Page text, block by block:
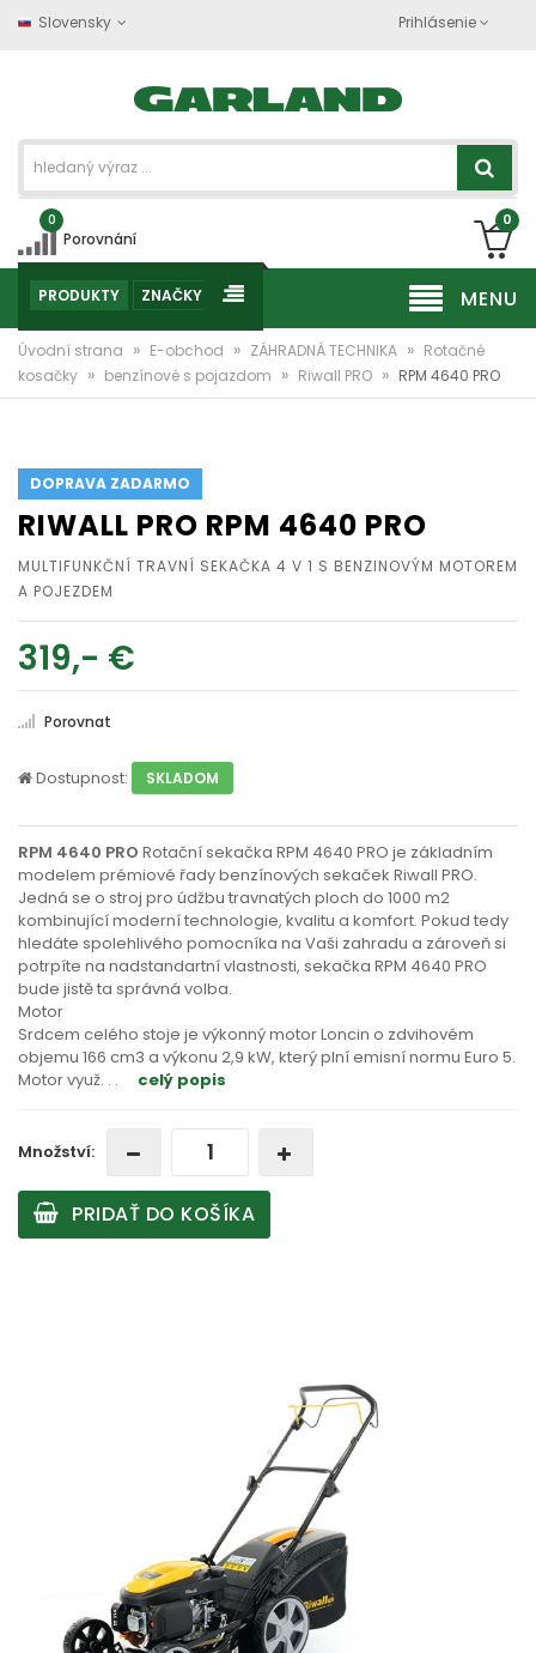
Slovensky Prihlásenie
0
Porovnání
0
MENU
PRODUKTY ZNAČKY
Úvodní strana » E-obchod » ZÁHRADNÁ TECHNIKA » Rotačné
kosačky » benzínové s pojazdom » Riwall PRO » RPM 4640 PRO
DOPRAVA ZADARMO
RIWALL PRO RPM 4640 PRO
MULTIFUNKČNÍ TRAVNÍ SEKAČKA 4 V 1 S BENZINOVÝM MOTOREM
A POJEZDEM
319,- €
Porovnat
Dostupnost: SKLADOM
RPM 4640 PRO Rotační sekačka RPM 4640 PRO je základním
modelem prémiové řady benzínových sekaček Riwall PRO.
Jedná se o stroj pro údžbu travnatých ploch do 1000 m2
kombinující moderní technologie, kvalitu a komfort. Pokud tedy
hledáte spolehlivého pomocníka na Vaši zahradu a zároveň si
potrpíte na nadstandartní vlastnosti, sekačka RPM 4640 PRO
bude jistě ta správná volba.
Motor
Srdcem celého stoje je výkonný motor Loncin o zdvihovém
objemu 166 cm3 a výkonu 2,9 kW, který plní emisní normu Euro 5.
Motor využ. . . celý popis
Množství:
PRIDAŤ DO KOŠÍKA